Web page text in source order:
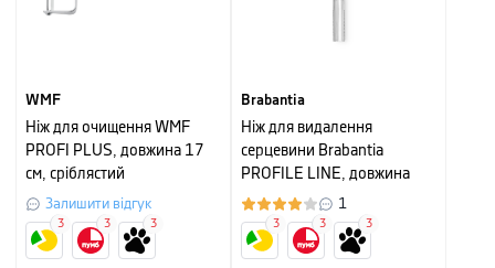
WMF
Ніж для очищення WMF
PROFI PLUS, довжина 17
см, сріблястий
Залишити відгук
3 3 3
Brabantia
Ніж для видалення
серцевини Brabantia
PROFILE LINE, довжина
19,4 см, сріблястий
1
3 3 3